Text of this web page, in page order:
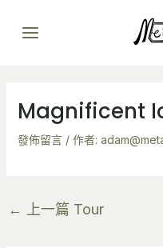
MENU
Magnificent
發佈留言 / 作者:
navigation
← 上一篇 Tour